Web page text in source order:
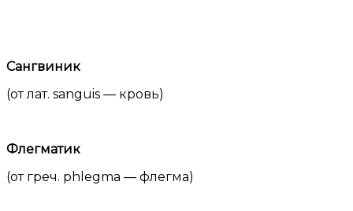
Сангвиник
(от лат. sanguis — кровь)
Флегматик
(от греч. phlegma — флегма)